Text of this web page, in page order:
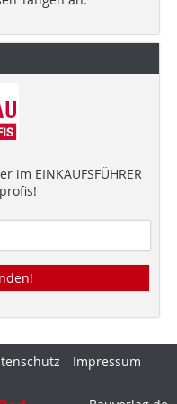
im EINKAUFSFÜHRER
Impressum